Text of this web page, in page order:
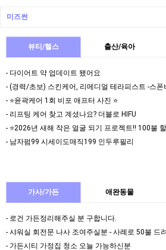
미즈썬
뷰티/헬스 출산/육아
- 다이어트 약 업데이트 됐어요
- (경력/초보) 스킨케어, 리메디얼 테라피스트 -스폰
- ⭐️윤곽케어 1회 비포 애프터 사진 ⭐️
- 리프팅 케어 찾고 계셨나요? 더블로 HIFU
- ⭐️2026년 새해 작은 얼굴 되기 프로젝트!! 100불
- 남자펌99 시세이도매직199 인두루필리
가사/가든 애완동물
- 로건 가든정리해주실 분 구합니다.
- 샤워실 회전문 나사 조여주실분 - 사례로 50불 드
- 가든시티 가정집 청소 오늘 가능하신분